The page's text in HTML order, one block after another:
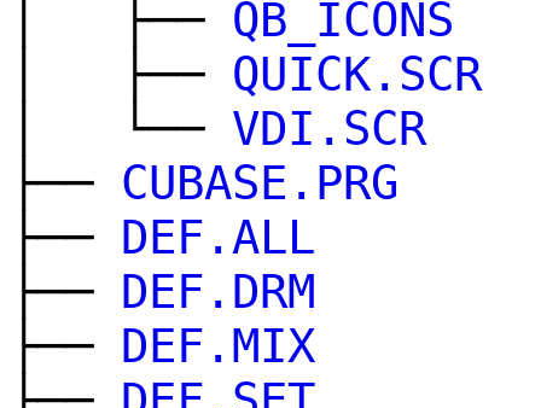
│ ├── QB_ICONS
│ ├── QUICK.SCR
│ └── VDI.SCR
├── CUBASE.PRG
├── DEF.ALL
├── DEF.DRM
├── DEF.MIX